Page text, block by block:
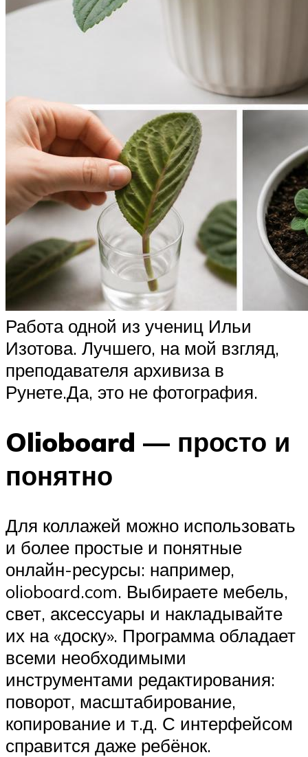
Работа одной из учениц Ильи
Изотова. Лучшего, на мой взгляд,
преподавателя архивиза в
Рунете.Да, это не фотография.
Olioboard — просто и
понятно
Для коллажей можно использовать
и более простые и понятные
онлайн-ресурсы: например,
olioboard.com. Выбираете мебель,
свет, аксессуары и накладывайте
их на «доску». Программа обладает
всеми необходимыми
инструментами редактирования:
поворот, масштабирование,
копирование и т.д. С интерфейсом
справится даже ребёнок.